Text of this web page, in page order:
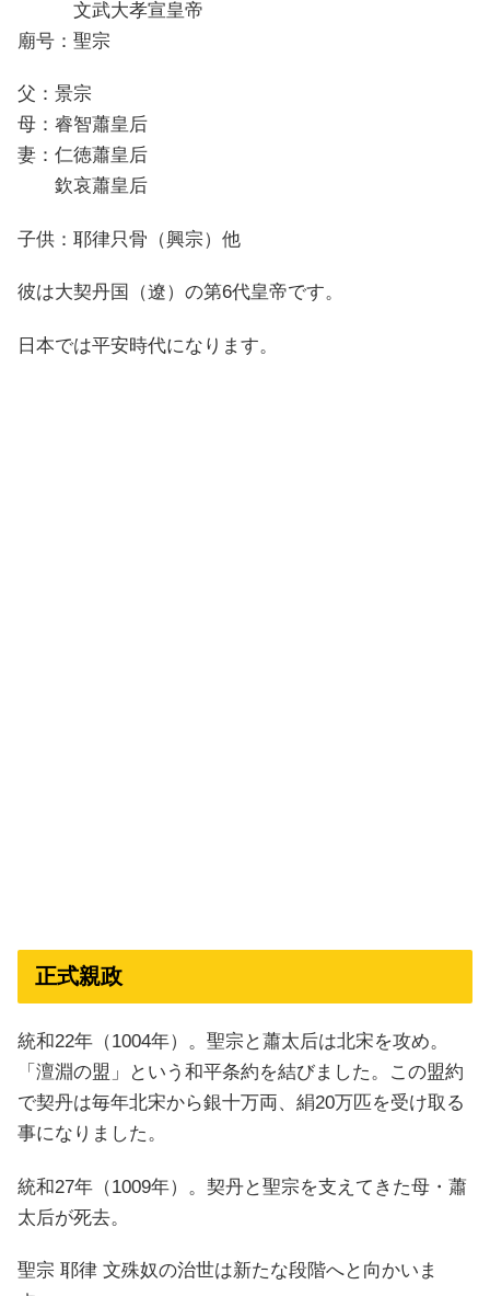
文武大孝宣皇帝
廟号：聖宗
父：景宗
母：睿智蕭皇后
妻：仁徳蕭皇后
欽哀蕭皇后
子供：耶律只骨（興宗）他
彼は大契丹国（遼）の第6代皇帝です。
日本では平安時代になります。
正式親政
統和22年（1004年）。聖宗と蕭太后は北宋を攻め。
「澶淵の盟」という和平条約を結びました。この盟約
で契丹は毎年北宋から銀十万両、絹20万匹を受け取る
事になりました。
統和27年（1009年）。契丹と聖宗を支えてきた母・蕭
太后が死去。
聖宗 耶律 文殊奴の治世は新たな段階へと向かいま